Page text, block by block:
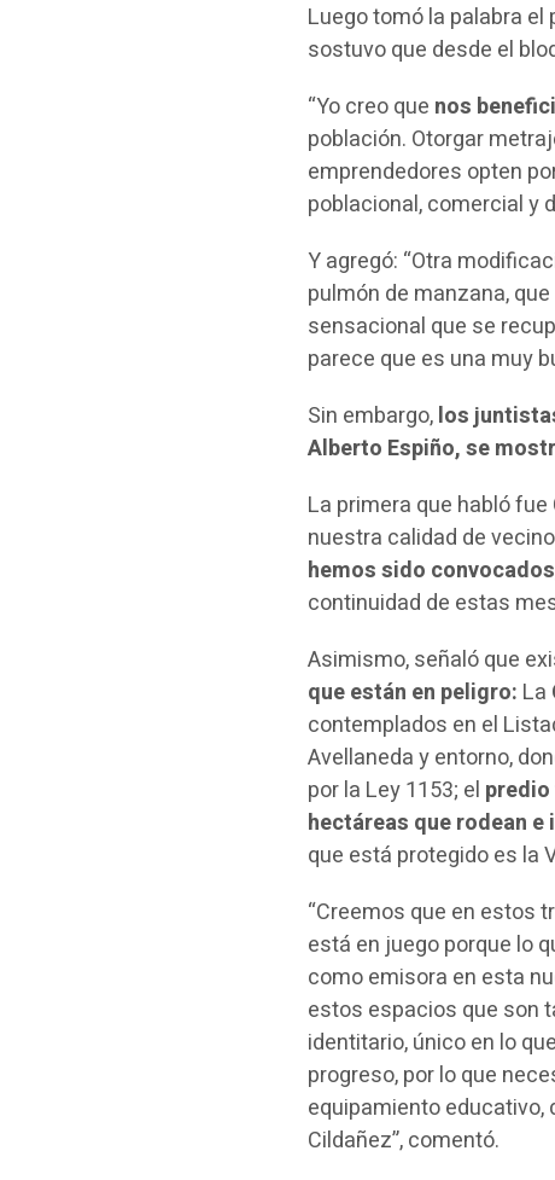
Luego tomó la palabra
sostuvo que desde el
“Yo creo que nos
población. Otorgar
emprendedores opten
poblacional, comercial y
Y agregó: “Otra
pulmón de manzana,
sensacional que se
parece que es una muy
Sin embargo,los
Alberto Espiño, se
La primera que habló
nuestra calidad de
hemos sido convocados
continuidad de estas
Asimismo, señaló que
que están en peligro: La
contemplados en el
Avellaneda y entorno,
por la Ley 1153; el
hectáreas que rodean
que está protegido es la
“Creemos que en estos
está en juego porque lo
como emisora en esta
estos espacios que son
identitario, único en lo
progreso, por lo que
equipamiento educativo,
Cildañez”, comentó.